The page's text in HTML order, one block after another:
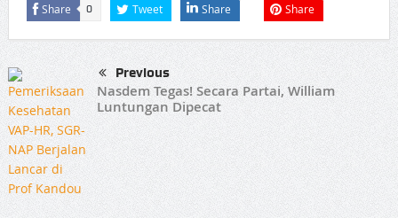
Share 0 Tweet Share Share
Previous
Nasdem Tegas! Secara Partai, William
Luntungan Dipecat